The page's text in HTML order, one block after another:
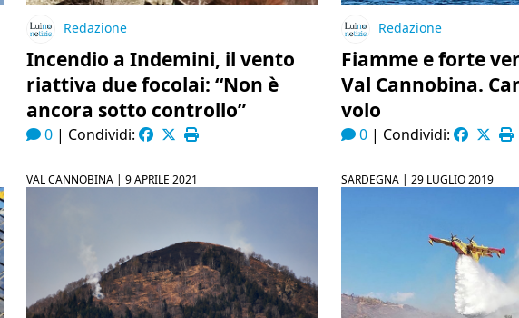
Redazione
Incendio a Indemini, il vento
riattiva due focolai: “Non è
ancora sotto controllo”
0 | Condividi:
Redazione
Fiamme e forte
Val Cannobina.
volo
0| Condividi:
VAL CANNOBINA |9 APRILE 2021 SARDEGNA | 29 LUGLIO 2019